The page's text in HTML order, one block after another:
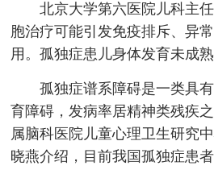
北京大学第六医院儿科主
胞治疗可能引发免疫排斥、异
用。孤独症患儿身体发育未成熟
孤独症谱系障碍是一类具
育障碍，发病率居精神类残疾
属脑科医院儿童心理卫生研究
晓燕介绍，目前我国孤独症患